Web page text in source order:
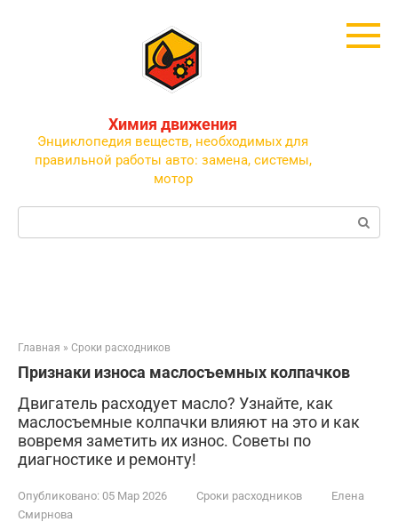
Химия движения
Энциклопедия веществ, необходимых для
правильной работы авто: замена, системы,
мотор
Поиск:
Главная » Сроки расходников
Признаки износа маслосъемных колпачков
Двигатель расходует масло? Узнайте, как
маслосъемные колпачки влияют на это и как
вовремя заметить их износ. Советы по
диагностике и ремонту!
Опубликовано: 05 Мар 2026 Сроки расходников
Елена
Смирнова